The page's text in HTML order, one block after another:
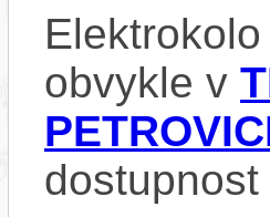
obvykle v